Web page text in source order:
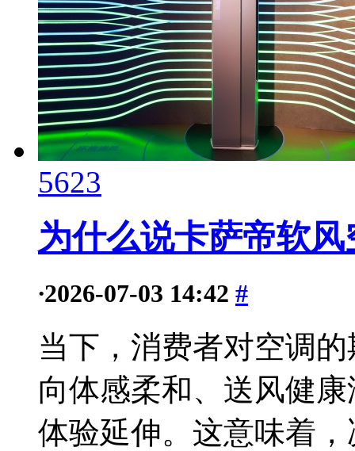
5623
为什么说卡萨帝软
·2026-07-03 14:42 #
当下，消费者对空调
向体感柔和、送风健
体验延伸。这意味着，